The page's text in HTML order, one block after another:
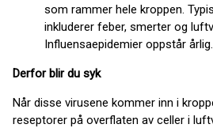
som rammer hele kroppen.
inkluderer feber, smerter og
Influensaepidemier oppstår årlig.
Derfor blir du syk
Når disse virusene kommer inn i
reseptorer på overflaten av celler i